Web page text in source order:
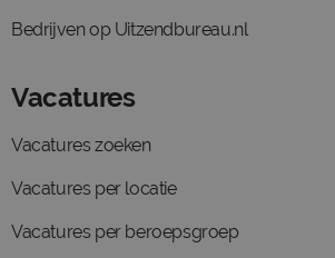
Bedrijven op Uitzendbureau.nl
Vacatures
Vacatures zoeken
Vacatures per locatie
Vacatures per beroepsgroep